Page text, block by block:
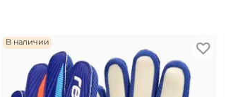
В наличии